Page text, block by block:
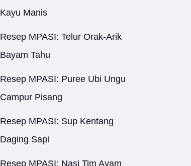
Kayu Manis
Resep MPASI: Telur Orak-Arik
Bayam Tahu
Resep MPASI: Puree Ubi Ungu
Campur Pisang
Resep MPASI: Sup Kentang
Daging Sapi
Resep MPASI: Nasi Tim Ayam